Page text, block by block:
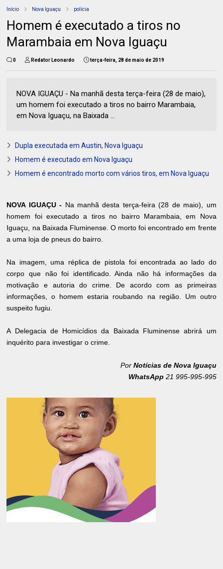
Início Nova Iguaçu polícia
Homem é executado a tiros no
Marambaia em Nova Iguaçu
0 Redator Leonardo terça-feira, 28 de maio de 2019
NOVA IGUAÇU - Na manhã desta terça-feira (28 de maio),
um homem foi executado a tiros no bairro Marambaia,
em Nova Iguaçu, na Baixada ...
Dupla executada em Austin, Nova Iguaçu
Homem é executado em Nova Iguaçu
Homem é encontrado morto com vários tiros, em Nova Iguaçu
NOVA IGUAÇU - Na manhã desta terça-feira (28 de maio), um
homem foi executado a tiros no bairro Marambaia, em Nova
Iguaçu, na Baixada Fluminense. O morto foi encontrado em frente
a uma loja de pneus do bairro.
Na imagem, uma réplica de pistola foi encontrada ao lado do
corpo que não foi identificado. Ainda não há informações da
motivação e autoria do crime. De acordo com as primeiras
informações, o homem estaria roubando na região. Um outro
suspeito fugiu.
A Delegacia de Homicídios da Baixada Fluminense abrirá um
inquérito para investigar o crime.
Por Notícias de Nova Iguaçu
WhatsApp 21 995-995-995